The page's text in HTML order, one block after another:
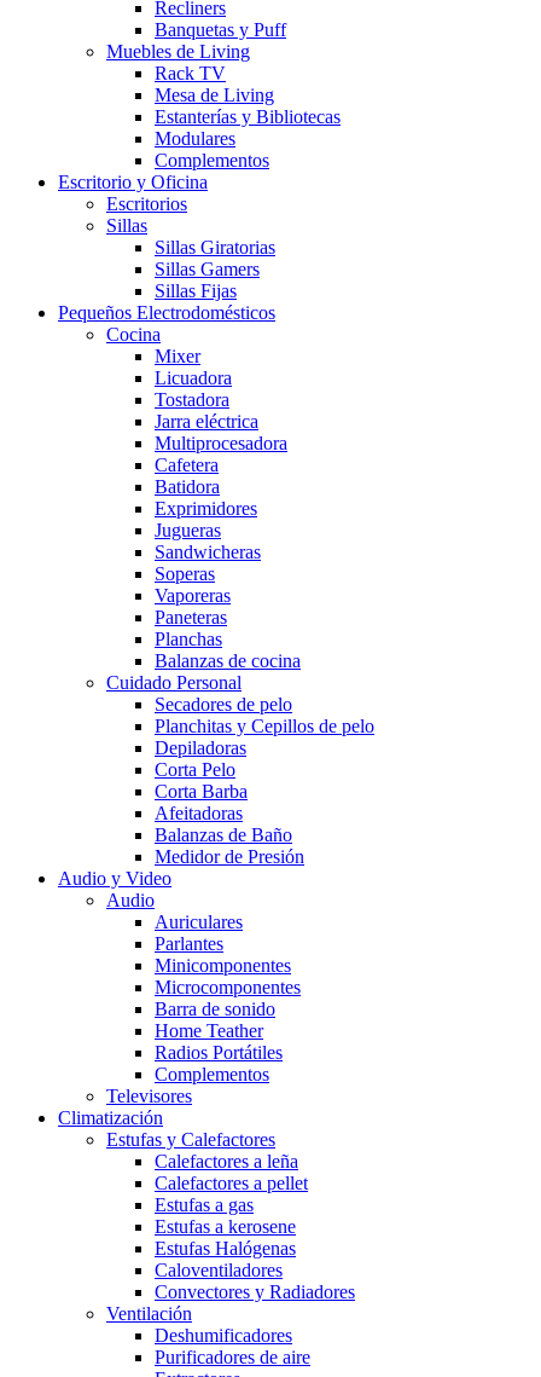
Recliners
Banquetas y Puff
Muebles de Living
Rack TV
Mesa de Living
Estanterías y Bibliotecas
Modulares
Complementos
Escritorio y Oficina
Escritorios
Sillas
Sillas Giratorias
Sillas Gamers
Sillas Fijas
Pequeños Electrodomésticos
Cocina
Mixer
Licuadora
Tostadora
Jarra eléctrica
Multiprocesadora
Cafetera
Batidora
Exprimidores
Jugueras
Sandwicheras
Soperas
Vaporeras
Paneteras
Planchas
Balanzas de cocina
Cuidado Personal
Secadores de pelo
Planchitas y Cepillos de pelo
Depiladoras
Corta Pelo
Corta Barba
Afeitadoras
Balanzas de Baño
Medidor de Presión
Audio y Video
Audio
Auriculares
Parlantes
Minicomponentes
Microcomponentes
Barra de sonido
Home Teather
Radios Portátiles
Complementos
Televisores
Climatización
Estufas y Calefactores
Calefactores a leña
Calefactores a pellet
Estufas a gas
Estufas a kerosene
Estufas Halógenas
Caloventiladores
Convectores y Radiadores
Ventilación
Deshumificadores
Purificadores de aire